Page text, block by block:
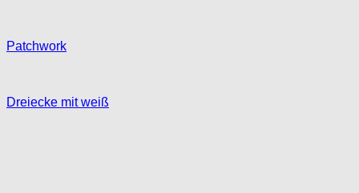
Patchwork
Dreiecke mit weiß